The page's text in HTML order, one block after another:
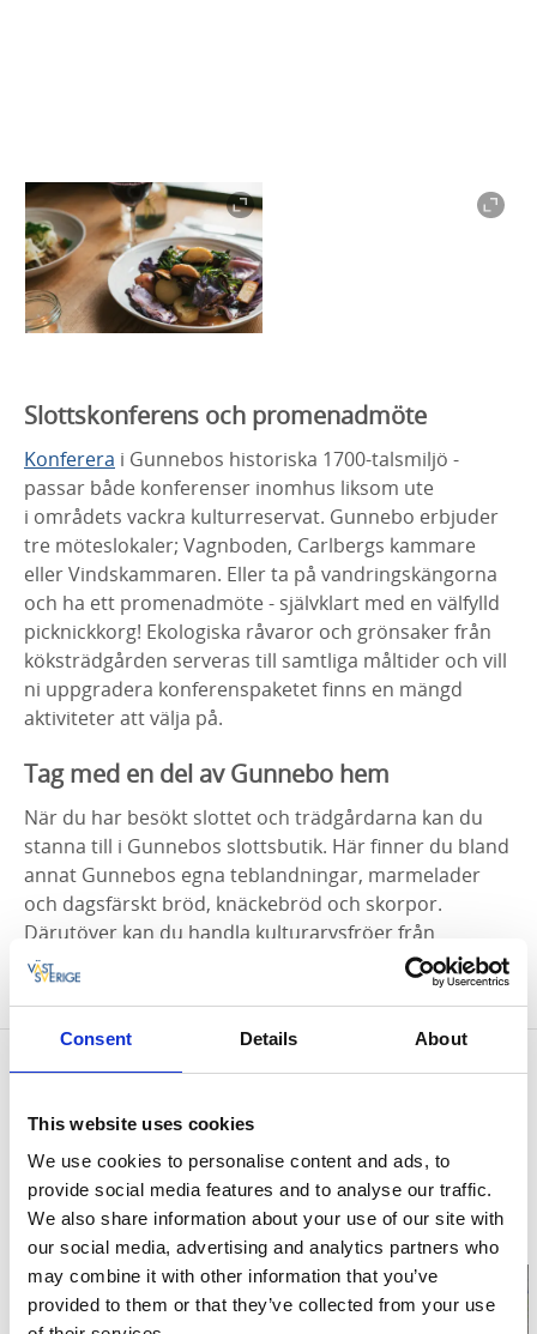
Consent Details About
This website uses cookies
We use cookies to personalise content and ads, to
provide social media features and to analyse our traffic.
We also share information about your use of our site with
our social media, advertising and analytics partners who
may combine it with other information that you’ve
provided to them or that they’ve collected from your use
Slottskonferens och promenadmöte
Konferera i Gunnebos historiska 1700-talsmiljö -
passar både konferenser inomhus liksom ute
i områdets vackra kulturreservat. Gunnebo erbjuder
tre möteslokaler; Vagnboden, Carlbergs kammare
eller Vindskammaren. Eller ta på vandringskängorna
och ha ett promenadmöte - självklart med en välfylld
picknickkorg! Ekologiska råvaror och grönsaker från
köksträdgården serveras till samtliga måltider och vill
ni uppgradera konferenspaketet finns en mängd
aktiviteter att välja på.
Tag med en del av Gunnebo hem
När du har besökt slottet och trädgårdarna kan du
stanna till i Gunnebos slottsbutik. Här finner du bland
annat Gunnebos egna teblandningar, marmelader
och dagsfärskt bröd, knäckebröd och skorpor.
Därutöver kan du handla kulturarvsfröer från
Impecta, spannmålsmjöl från Wästgötarna och övrigt
vackert hantverk från lokala Göteborgsproducenter.
Kontaktinformation
Christina Halls väg
43136 Mölndal
Telefon:031 334 16 00
E-post:Skicka E-post
Hemsida:gunneboslott.se